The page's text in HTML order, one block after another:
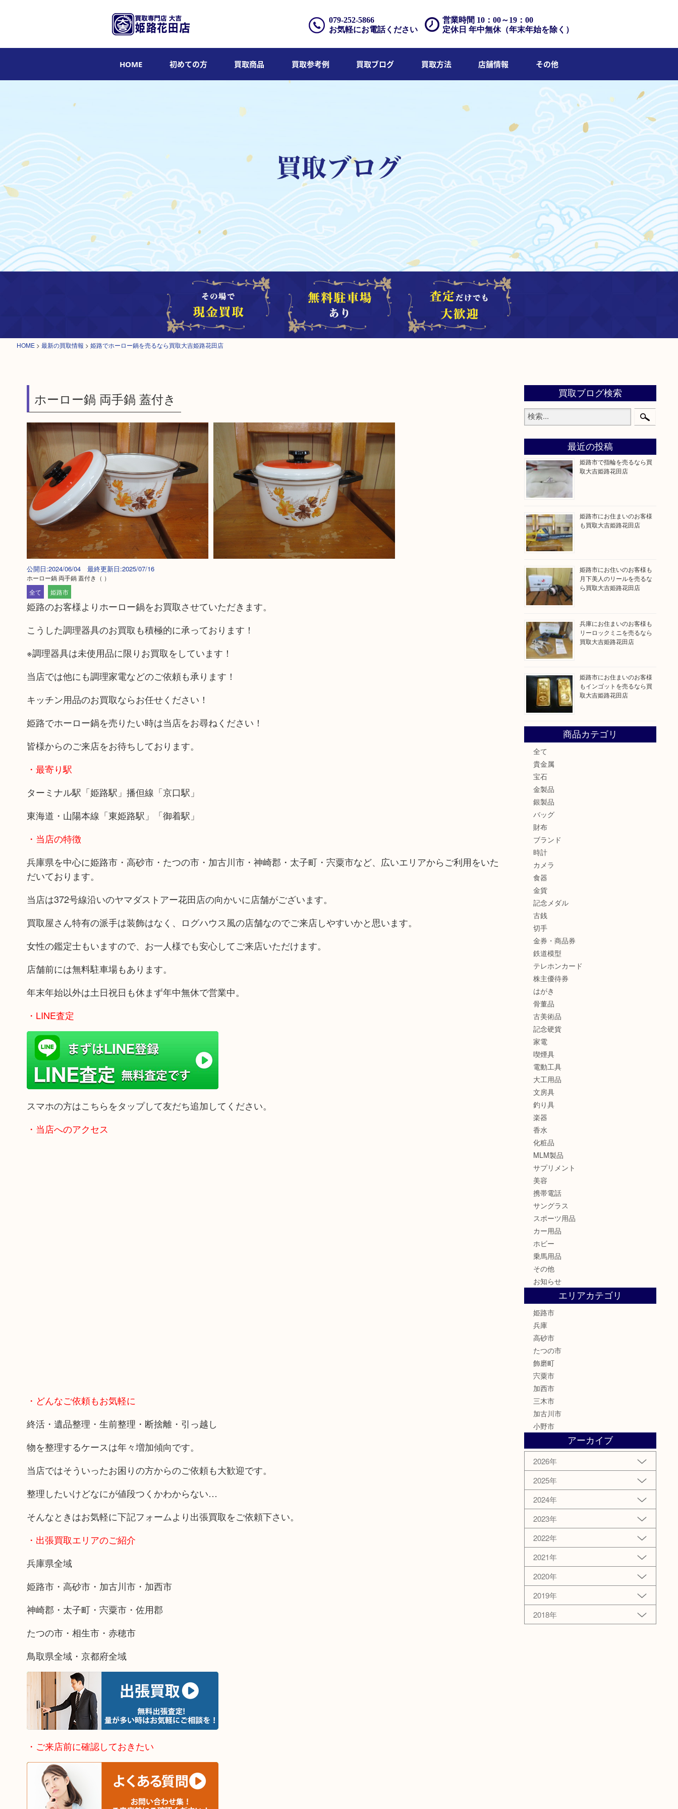
営業時間 10：00～19：00
定休日 年中無休（年末年始を除く）
079-252-5866
お気軽にお電話ください
HOME 初めての方 買取商品 買取参考例 買取ブログ 買取方法 店舗情報 その他
HOME > 最新の買取情報 > 姫路でホーロー鍋を売るなら買取大吉姫路花田店
ホーロー鍋 両手鍋 蓋付き
公開日:2024/06/04 最終更新日:2025/07/16
ホーロー鍋 両手鍋 蓋付き （ ）
全て
姫路市
姫路のお客様よりホーロー鍋をお買取させていただきます。
こうした調理器具のお買取も積極的に承っております！
※調理器具は未使用品に限りお買取をしています！
当店では他にも調理家電などのご依頼も承ります！
キッチン用品のお買取ならお任せください！
姫路でホーロー鍋を売りたい時は当店をお尋ねください！
皆様からのご来店をお待ちしております。
・最寄り駅
ターミナル駅「姫路駅」播但線「京口駅」
東海道・山陽本線「東姫路駅」「御着駅」
・当店の特徴
兵庫県を中心に姫路市・高砂市・たつの市・加古川市・神崎郡・太子町・宍粟市など、広いエリアからご利用をいた
だいております。
当店は372号線沿いのヤマダストアー花田店の向かいに店舗がございます。
買取屋さん特有の派手は装飾はなく、ログハウス風の店舗なのでご来店しやすいかと思います。
女性の鑑定士もいますので、お一人様でも安心してご来店いただけます。
店舗前には無料駐車場もあります。
年末年始以外は土日祝日も休まず年中無休で営業中。
・LINE査定
スマホの方はこちらをタップして友だち追加してください。
・当店へのアクセス
・どんなご依頼もお気軽に
終活・遺品整理・生前整理・断捨離・引っ越し
物を整理するケースは年々増加傾向です。
当店ではそういったお困りの方からのご依頼も大歓迎です。
整理したいけどなにが値段つくかわからない…
そんなときはお気軽に下記フォームより出張買取をご依頼下さい。
・出張買取エリアのご紹介
兵庫県全域
姫路市・高砂市・加古川市・加西市
神崎郡・太子町・宍粟市・佐用郡
たつの市・相生市・赤穂市
鳥取県全域・京都府全域
・ご来店前に確認しておきたい
買取ブログ検索
最近の投稿
姫路市で指輪を売るなら買
取大吉姫路花田店
姫路市にお住まいのお客様
も買取大吉姫路花田店
姫路市にお住いのお客様も
月下美人のリールを売るな
ら買取大吉姫路花田店
兵庫にお住まいのお客様も
リーロックミニを売るなら
買取大吉姫路花田店
姫路市にお住まいのお客様
もインゴットを売るなら買
取大吉姫路花田店
商品カテゴリ
全て
貴金属
宝石
金製品
銀製品
バッグ
財布
ブランド
時計
カメラ
食器
金貨
記念メダル
古銭
切手
金券・商品券
鉄道模型
テレホンカード
株主優待券
はがき
骨董品
古美術品
記念硬貨
家電
喫煙具
電動工具
大工用品
文房具
釣り具
楽器
香水
化粧品
MLM製品
サプリメント
美容
携帯電話
サングラス
スポーツ用品
カー用品
ホビー
乗馬用品
その他
お知らせ
エリアカテゴリ
姫路市
兵庫
高砂市
たつの市
飾磨町
宍粟市
加西市
三木市
加古川市
小野市
アーカイブ
2026年
2025年
2024年
2023年
2022年
2021年
2020年
2019年
2018年